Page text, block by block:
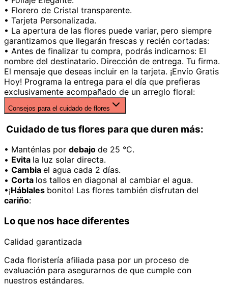
• Florero de Cristal transparente.
• Tarjeta Personalizada.
• La apertura de las flores puede variar, pero siempre
garantizamos que llegarán frescas y recién cortadas:
• Antes de finalizar tu compra, podrás indicarnos: El
nombre del destinatario. Dirección de entrega. Tu firma.
El mensaje que deseas incluir en la tarjeta. ¡Envío Gratis
Hoy! Programa la entrega para el día que prefieras
exclusivamente acompañado de un arreglo floral:
Consejos para el cuidado de flores
Cuidado de tus flores para que duren más:
• Manténlas por debajo de 25 °C.
• Evita la luz solar directa.
• Cambia el agua cada 2 días.
• Corta los tallos en diagonal al cambiar el agua.
•¡Háblales bonito! Las flores también disfrutan del
cariño:
Lo que nos hace diferentes
Calidad garantizada
Cada floristería afiliada pasa por un proceso de
evaluación para asegurarnos de que cumple con
nuestros estándares.